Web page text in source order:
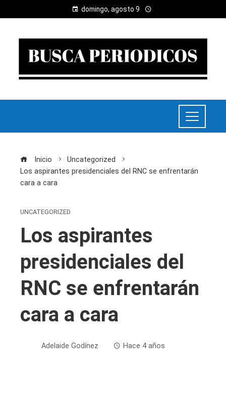
domingo, agosto 9
Inicio
Uncategorized
Los aspirantes presidenciales del RNC se enfrentarán
cara a cara
UNCATEGORIZED
Los aspirantes
presidenciales del
RNC se enfrentarán
cara a cara
Adelaide Godínez Hace 4 años